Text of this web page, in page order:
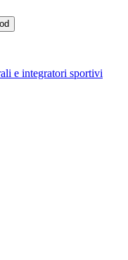
e integratori sportivi